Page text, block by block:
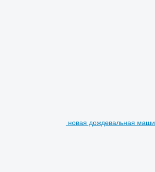
новая дождевальная